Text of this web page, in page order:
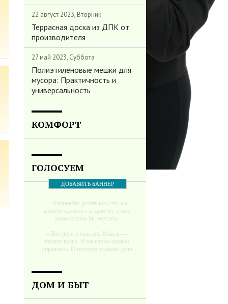
22 август 2023, Вторник
Террасная доска из ДПК от
производителя
27 май 2023, Суббота
Полиэтиленовые мешки для
мусора: Практичность и
универсальность
КОМФОРТ
ГОЛОСУЕМ
ДОБАВИТЬ БАННЕР
-- Начинайте делать все, что вы
можете сделать – и даже то, о чем
можете хотя бы мечтать.
-- Все дело в мыслях. Мысль —
начало всего. И мыслями можно
управлять. И поэтому главное дело
мечте. Живите той жизнью, которую
ДОМ И БЫТ